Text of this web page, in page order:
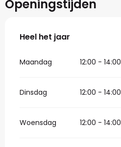
Openingstijden
Heel het jaar
Heel het jaar
Maandag 12:00 - 14:00
Dinsdag 12:00 - 14:00
Woensdag 12:00 - 14:00